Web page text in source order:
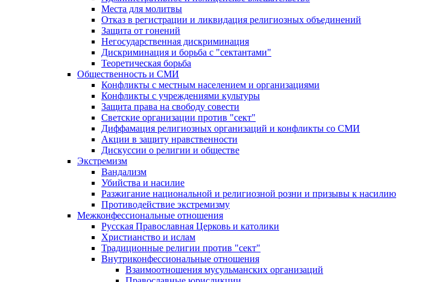
Места для молитвы
Отказ в регистрации и ликвидация религиозных объединений
Защита от гонений
Негосударственная дискриминация
Дискриминация и борьба с "сектантами"
Теоретическая борьба
Общественность и СМИ
Конфликты с местным населением и организациями
Конфликты с учреждениями культуры
Защита права на свободу совести
Светские организации против "сект"
Диффамация религиозных организаций и конфликты со СМИ
Акции в защиту нравственности
Дискуссии о религии и обществе
Экстремизм
Вандализм
Убийства и насилие
Разжигание национальной и религиозной розни и призывы к насилию
Противодействие экстремизму
Межконфессиональные отношения
Русская Православная Церковь и католики
Христианство и ислам
Традиционные религии против "сект"
Внутриконфессиональные отношения
Взаимоотношения мусульманских организаций